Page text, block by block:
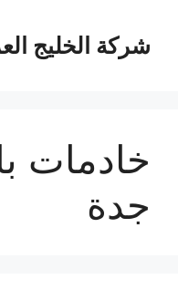
المحتوىشركة الخليج
خادمات
جدة